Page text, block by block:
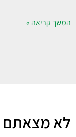
המשך קריאה »
לא